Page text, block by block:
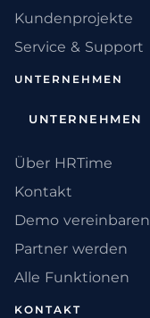
Kundenprojekte
Service & Support
UNTERNEHMEN
UNTERNEHMEN
Über HRTime
Kontakt
Demo vereinbaren
Partner werden
Alle Funktionen
KONTAKT